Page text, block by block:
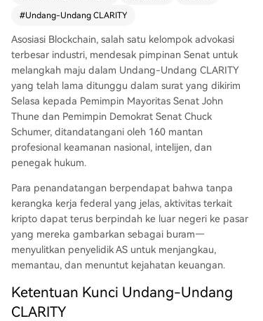
egeri yang buram, menyulitkan penyelidik AS da
lam memantau dan menindak kejahatan keuang
an. RUU CLARITY bertujuan memperkuat kema
mpuan penegak hukum dengan kewajiban anti-
pencucian uang yang lebih ketat, termasuk perl
uasan Undang-Undang Kerahasiaan Bank (BSA)
dan persyaratan sanksi. RUU ini juga menekanka
n berbagi informasi antara Departemen Keuang
an, DOJ, FBI, DEA, dan sektor swasta. Selain itu,
RUU ini akan meningkatkan pengawasan atas ki
transaksi, pelaporan, batas transaksi, dan titik ko
ntak penegak hukum khusus. Asosiasi Blockchain
menegaskan bahwa langkah-langkah ini diranc
ang untuk meningkatkan visibilitas dan akuntabi
litas, bukan mengurangi regulasi. Untuk menduk
ungnya, mereka akan mengadakan town hall vi
Gedung Putih. RUU ini telah melalui komite pert
anian dan diharapkan mendapatkan suara penu
#Undang-Undang CLARITY
Asosiasi Blockchain, salah satu kelompok advokasi
terbesar industri, mendesak pimpinan Senat untuk
melangkah maju dalam Undang-Undang CLARITY
yang telah lama ditunggu dalam surat yang dikirim
Selasa kepada Pemimpin Mayoritas Senat John
Thune dan Pemimpin Demokrat Senat Chuck
Schumer, ditandatangani oleh 160 mantan
profesional keamanan nasional, intelijen, dan
penegak hukum.
Para penandatangan berpendapat bahwa tanpa
kerangka kerja federal yang jelas, aktivitas terkait
kripto dapat terus berpindah ke luar negeri ke pasar
yang mereka gambarkan sebagai buram—
menyulitkan penyelidik AS untuk menjangkau,
memantau, dan menuntut kejahatan keuangan.
Ketentuan Kunci Undang-Undang
CLARITY